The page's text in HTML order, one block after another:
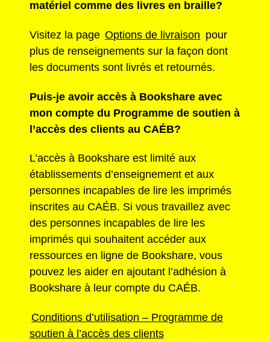
matériel comme des livres en braille?
Visitez la page Options de livraison pour
plus de renseignements sur la façon dont
les documents sont livrés et retournés.
Puis-je avoir accès à Bookshare avec
mon compte du Programme de soutien à
l’accès des clients au CAÉB?
L’accès à Bookshare est limité aux
établissements d’enseignement et aux
personnes incapables de lire les imprimés
inscrites au CAÉB. Si vous travaillez avec
des personnes incapables de lire les
imprimés qui souhaitent accéder aux
ressources en ligne de Bookshare, vous
pouvez les aider en ajoutant l’adhésion à
Bookshare à leur compte du CAÉB.
Conditions d’utilisation – Programme de
soutien à l’accès des clients